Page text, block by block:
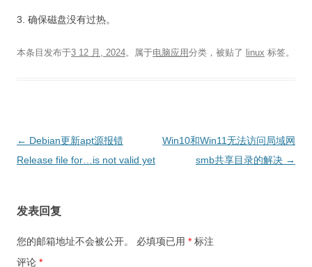
3. 确保磁盘没有过热。
本条目发布于3 12 月, 2024。属于电脑应用分类，被贴了 linux 标签。
文
章
← Debian更新apt源报错
Release file for…is not valid yet
Win10和Win11无法访问局域网
smb共享目录的解决 →
发表回复
您的邮箱地址不会被公开。 必填项已用 * 标注
评论 *